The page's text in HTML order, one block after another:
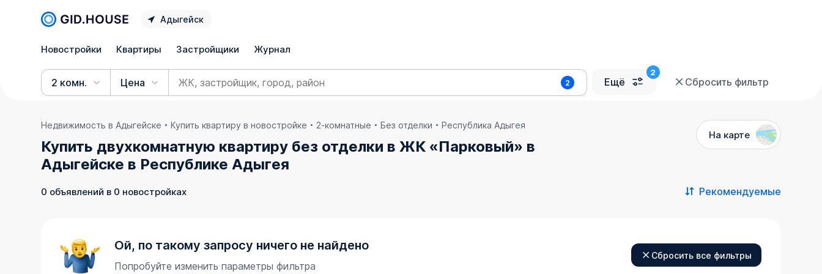
Адыгейск
Новостройки Квартиры Застройщики Журнал
2 комн. Цена 2 Ещё Сбросить фильтр
Недвижимость в Адыгейске Купить квартиру в новостройке 2-комнатные Без отделки Республика Адыгея
Купить двухкомнатную квартиру без отделки в ЖК «Парковый» в
Адыгейске в Республике Адыгея
На карте
0 объявлений в 0 новостройках Рекомендуемые
Ой, по такому запросу ничего не найдено
Попробуйте изменить параметры фильтра
Сбросить все фильтры